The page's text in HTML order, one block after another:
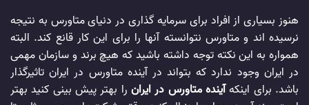
هنوز بسیاری از افراد برای سرمایه گذاری در دنیای متاورس به نتیجه
نرسیده اند و متاورس نتوانسته آنها را برای این کار قانع کند. البته
همواره به این نکته توجه داشته باشید که هیچ برند و سازمان مهمی‌
در ایران وجود ندارد که بتواند در آینده متاورس در ایران تاثیرگذار
باشد. برای اینکهآینده متاورس در ایران را بهتر پیش بینی کنید بهتر